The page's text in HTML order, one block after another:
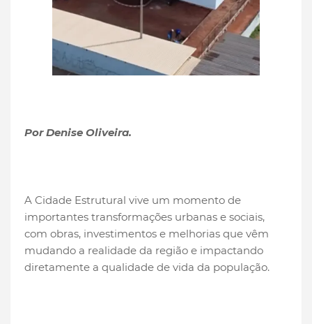
Por Denise Oliveira.
A Cidade Estrutural vive um momento de
importantes transformações urbanas e sociais,
com obras, investimentos e melhorias que vêm
mudando a realidade da região e impactando
diretamente a qualidade de vida da população.